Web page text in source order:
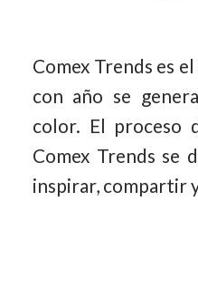
Comex Trends es
con año se
color. El proceso
Comex Trends se
inspirar, compartir